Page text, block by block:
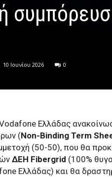
10 Ιουνίου 2026 0
Ελλάδας
(Non-Binding Term
(50-50), που θα
ΔΕΗ Fibergrid (100%
Ελλάδας) και θα